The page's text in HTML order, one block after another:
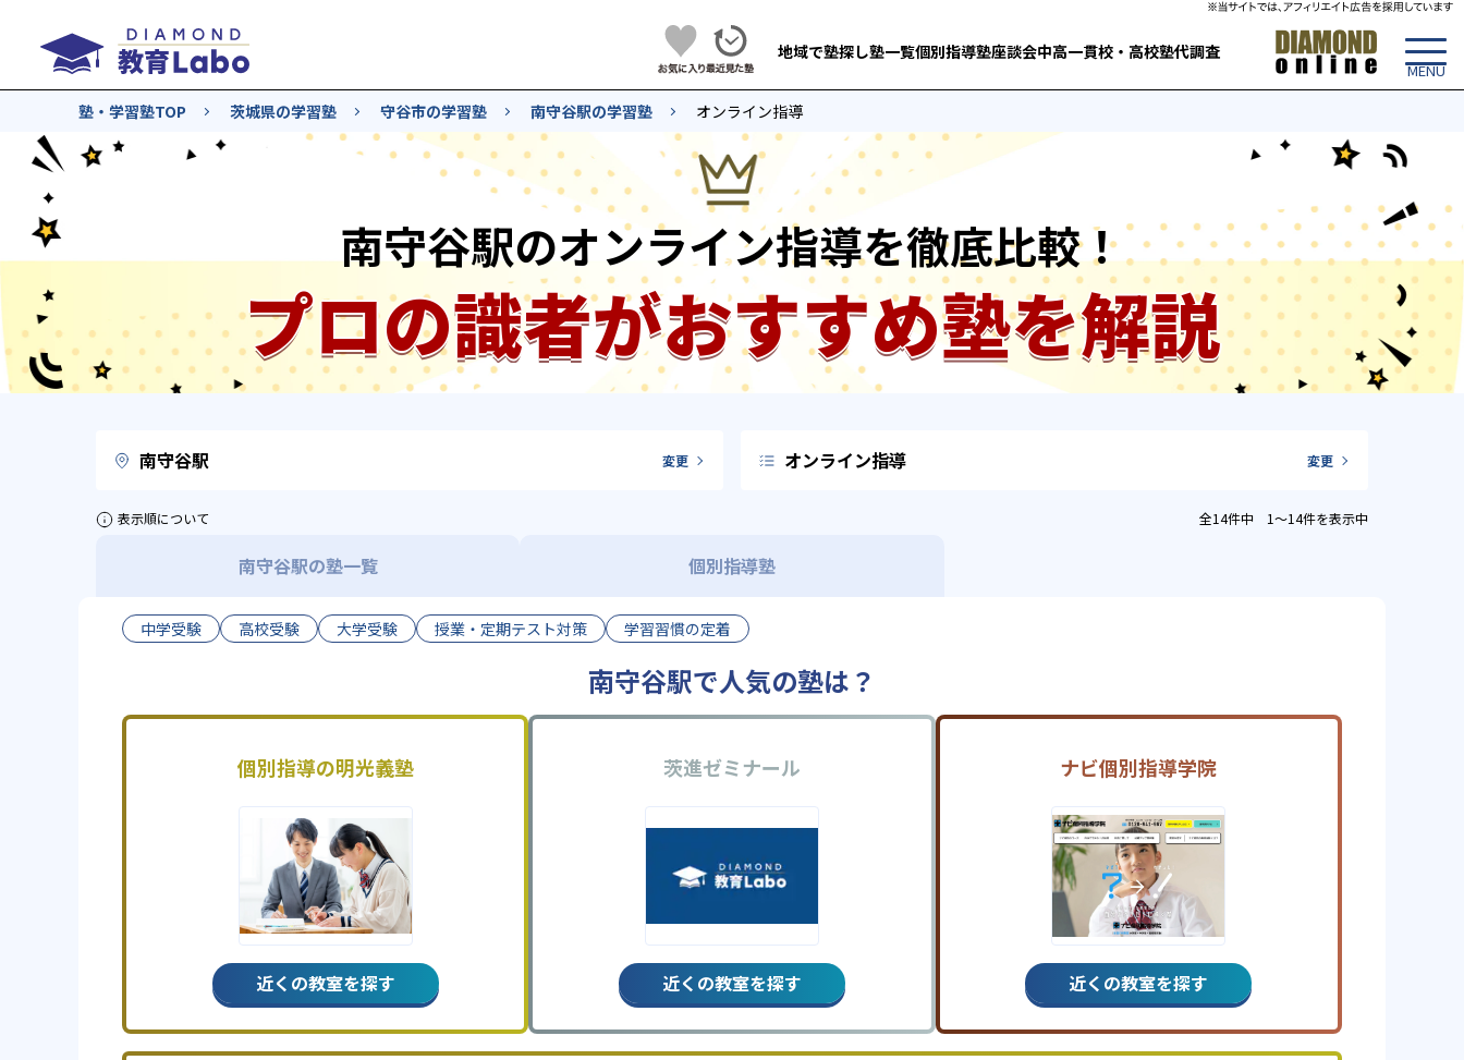
地域で塾探し塾一覧個別指導塾座談会中高一貫校・高校塾代調査
塾・学習塾TOP 茨城県の学習塾 守谷市の学習塾 南守谷駅の学習塾 オンライン指導
南守谷駅のオンライン指導を徹底比較！
プロの識者がおすすめ塾を解説
南守谷駅 変更 オンライン指導 変更
表示順について 全14件中 1〜14件を表示中
南守谷駅の塾一覧 個別指導塾
中学受験 高校受験 大学受験 授業・定期テスト対策 学習習慣の定着
南守谷駅で人気の塾は？
個別指導の明光義塾
近くの教室を探す
茨進ゼミナール
近くの教室を探す
ナビ個別指導学院
近くの教室を探す